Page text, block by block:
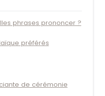
phrases prononcer ?
préférés
de cérémonie